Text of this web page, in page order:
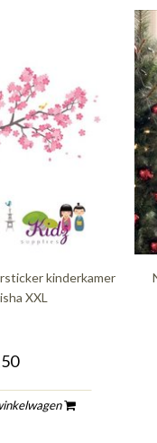
kinderkamer
XXL